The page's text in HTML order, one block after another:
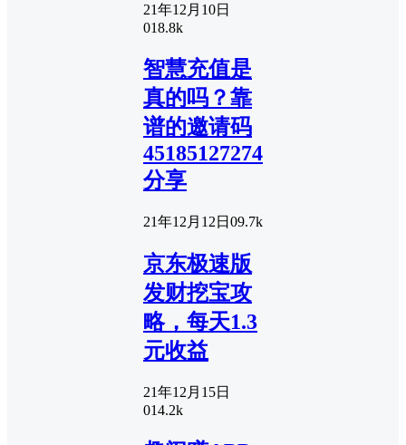
21年12月10日
018.8k
智慧充值是
真的吗？靠
谱的邀请码
45185127274
分享
21年12月12日 09.7k
京东极速版
发财挖宝攻
略，每天1.3
元收益
21年12月15日
014.2k